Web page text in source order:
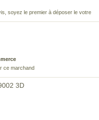
soyez le premier à déposer le votre
ce marchand
3D